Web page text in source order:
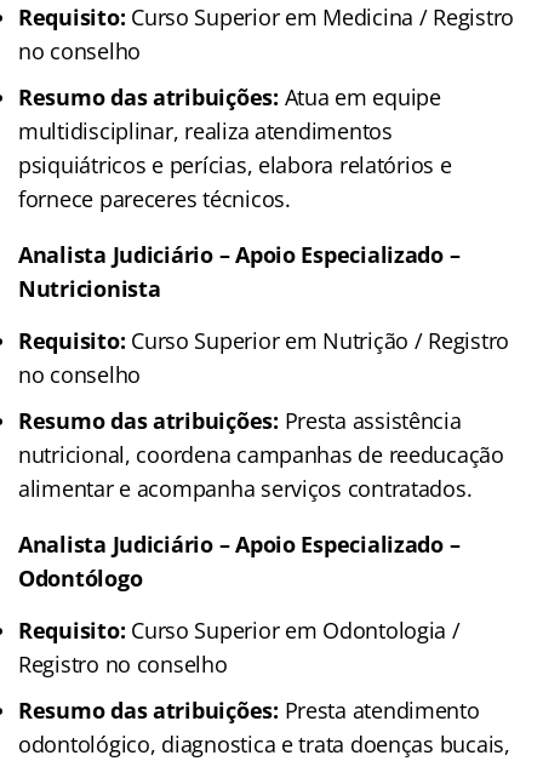
Requisito: Curso Superior em Medicina / Registro
no conselho
Resumo das atribuições: Atua em equipe
multidisciplinar, realiza atendimentos
psiquiátricos e perícias, elabora relatórios e
fornece pareceres técnicos.
Analista Judiciário – Apoio Especializado –
Nutricionista
Requisito: Curso Superior em Nutrição / Registro
no conselho
Resumo das atribuições: Presta assistência
nutricional, coordena campanhas de reeducação
alimentar e acompanha serviços contratados.
Analista Judiciário – Apoio Especializado –
Odontólogo
Requisito: Curso Superior em Odontologia /
Registro no conselho
Resumo das atribuições: Presta atendimento
odontológico, diagnostica e trata doenças bucais,